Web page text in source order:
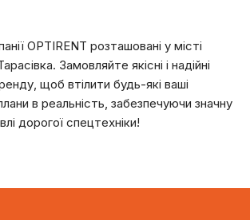
OPTIRENT розташовані у місті
Замовляйте якісні і надійні
щоб втілити будь-які ваші
плани в реальність, забезпечуючи значну
дорогої спецтехніки!